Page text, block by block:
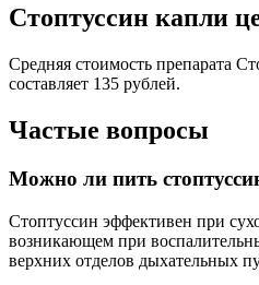
Стоптуссин капли
Средняя стоимость препарата
составляет 135 рублей.
Частые вопросы
Можно ли пить
Стоптуссин эффективен при
возникающем при
верхних отделов дыхательных